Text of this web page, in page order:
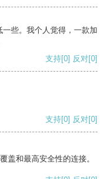
些。我个人觉得，一款加
支持[0] 反对[0]
支持[0] 反对[0]
盖和最高安全性的连接。